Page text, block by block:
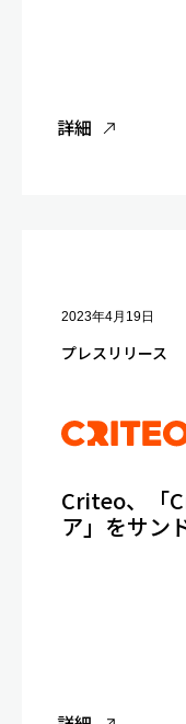
詳細
2023年4月19日
プレスリリース
Criteo、「
ア」をサン